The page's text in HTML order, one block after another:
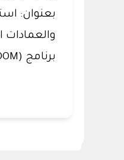
برنامج (ZOOM)، ويأتي ذلك ضمن جهود الجامعة لتحديث وتطوير خطتها الاستراتيجية.